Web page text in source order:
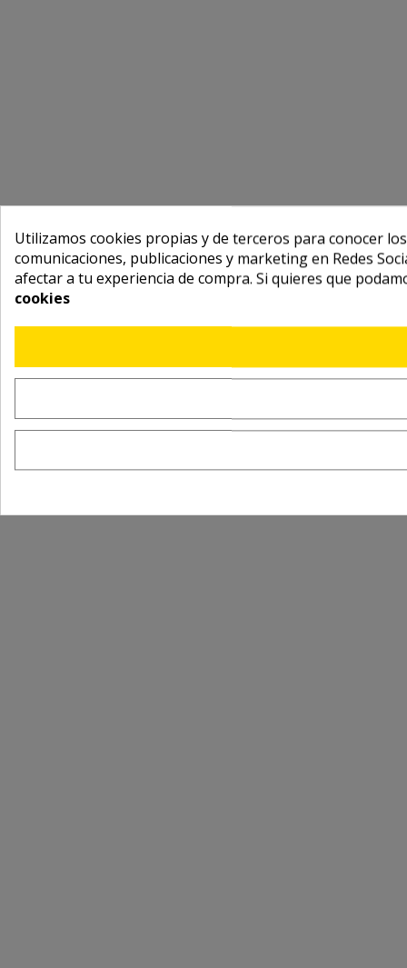
Utilizamos cookies propias y de terceros para conocer
comunicaciones, publicaciones y marketing en Redes
afectar a tu experiencia de compra. Si quieres que
cookies